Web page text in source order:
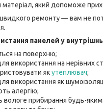
матеріал, який допоможе
ремонту — вам не
панелей у
на поверхню;
використання на нерівних
якутеплювач;
використання як
алергію;
прибирання будь-